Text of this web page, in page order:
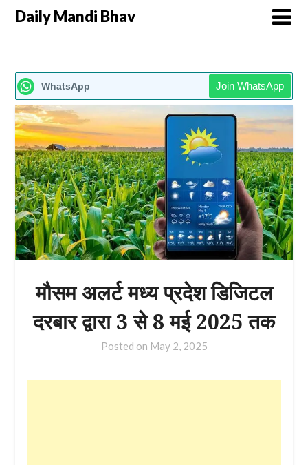
Daily Mandi Bhav
WhatsApp Join WhatsApp
मौसम अलर्ट मध्य प्रदेश डिजिटल
दरबार द्वारा 3 से 8 मई 2025 तक
Posted on May 2, 2025